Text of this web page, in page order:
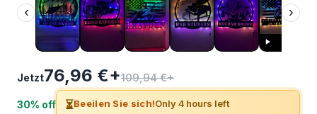
‹ ›
Jetzt76,96 €+109,94 €+
30% off ⏳Beeilen Sie sich!Only 4 hours left